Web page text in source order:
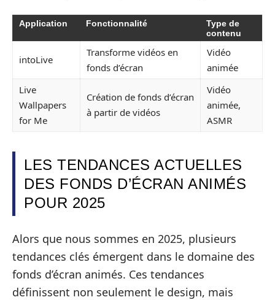
Application Fonctionnalité
Type de
contenu
intoLive
Transforme vidéos en
fonds d’écran
Vidéo
animée
Live
Wallpapers
for Me
Création de fonds d’écran
à partir de vidéos
Vidéo
animée,
ASMR
LES TENDANCES ACTUELLES
DES FONDS D’ÉCRAN ANIMÉS
POUR 2025
Alors que nous sommes en 2025, plusieurs
tendances clés émergent dans le domaine des
fonds d’écran animés. Ces tendances
définissent non seulement le design, mais